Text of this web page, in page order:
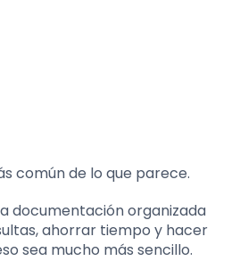
común de lo que parece.
documentación organizada
ahorrar tiempo y hacer
sea mucho más sencillo.